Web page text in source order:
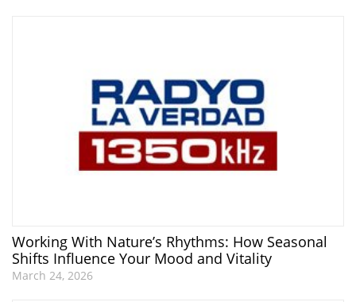
Working With Nature’s Rhythms: How Seasonal
Shifts Influence Your Mood and Vitality
March 24, 2026